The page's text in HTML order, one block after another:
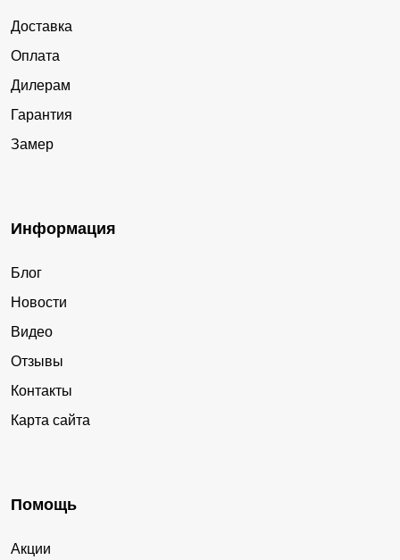
Доставка
Оплата
Дилерам
Гарантия
Замер
Информация
Блог
Новости
Видео
Отзывы
Контакты
Карта сайта
Помощь
Акции